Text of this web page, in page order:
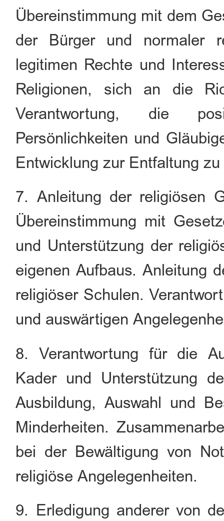
Übereinstimmung mit dem
der Bürger und normaler
legitimen Rechte und
Religionen, sich an die
Verantwortung, die
Persönlichkeiten und
Entwicklung zur Entfaltung
7. Anleitung der religiösen
Übereinstimmung mit
und Unterstützung der
eigenen Aufbaus. Anleitung
religiöser Schulen.
und auswärtigen
8. Verantwortung für die
Kader und Unterstützung
Ausbildung, Auswahl und
Minderheiten.
bei der Bewältigung von
religiöse Angelegenheiten.
9. Erledigung anderer von